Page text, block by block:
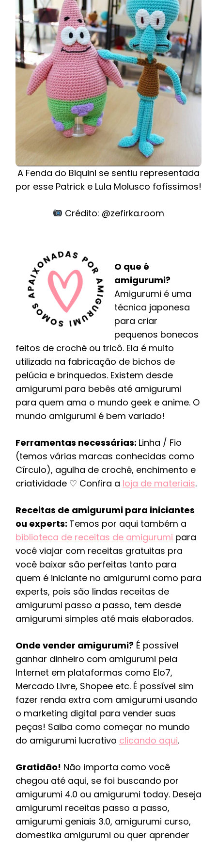
A Fenda do Biquini se sentiu representada
por esse Patrick e Lula Molusco fofíssimos!
Crédito: @zefirka.room
O que é
amigurumi?
Amigurumi é uma
técnica japonesa
para criar
pequenos bonecos
feitos de crochê ou tricô. Ela é muito
utilizada na fabricação de bichos de
pelúcia e brinquedos. Existem desde
amigurumi para bebês até amigurumi
para quem ama o mundo geek e anime. O
mundo amigurumi é bem variado!
Ferramentas necessárias: Linha / Fio
(temos várias marcas conhecidas como
Círculo), agulha de crochê, enchimento e
criatividade ♡ Confira a loja de materiais.
Receitas de amigurumi para iniciantes
ou experts: Temos por aqui também a
biblioteca de receitas de amigurumi para
você viajar com receitas gratuitas pra
você baixar são perfeitas tanto para
quem é iniciante no amigurumi como para
experts, pois são lindas receitas de
amigurumi passo a passo, tem desde
amigurumi simples até mais elaborados.
Onde vender amigurumi? É possível
ganhar dinheiro com amigurumi pela
Internet em plataformas como Elo7,
Mercado Livre, Shopee etc. É possível sim
fazer renda extra com amigurumi usando
o marketing digital para vender suas
peças! Saiba como começar no mundo
do amigurumi lucrativo clicando aqui.
Gratidão! Não importa como você
chegou até aqui, se foi buscando por
amigurumi 4.0 ou amigurumi today. Deseja
amigurumi receitas passo a passo,
amigurumi geniais 3.0, amigurumi curso,
domestika amigurumi ou quer aprender